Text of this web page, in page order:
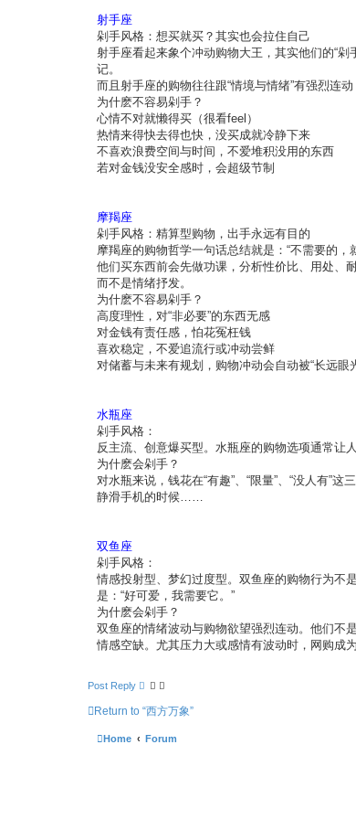
射手座
剁手风格：想买就买？其实也会拉住自己
射手座看起来象个冲动购物大王，其实他们的“
记。
而且射手座的购物往往跟“情境与情绪”有强烈连
为什麽不容易剁手？
心情不对就懒得买（很看feel）
热情来得快去得也快，没买成就冷静下来
不喜欢浪费空间与时间，不爱堆积没用的东西
若对金钱没安全感时，会超级节制
摩羯座
剁手风格：精算型购物，出手永远有目的
摩羯座的购物哲学一句话总结就是：“不需要的，
他们买东西前会先做功课，分析性价比、用处、
而不是情绪抒发。
为什麽不容易剁手？
高度理性，对“非必要”的东西无感
对金钱有责任感，怕花冤枉钱
喜欢稳定，不爱追流行或冲动尝鲜
对储蓄与未来有规划，购物冲动会自动被“长远眼
水瓶座
剁手风格：
反主流、创意爆买型。水瓶座的购物选项通常让
为什麽会剁手？
对水瓶来说，钱花在“有趣”、“限量”、“没人有”
静滑手机的时候……
双鱼座
剁手风格：
情感投射型、梦幻过度型。双鱼座的购物行为不
是：“好可爱，我需要它。”
为什麽会剁手？
双鱼座的情绪波动与购物欲望强烈连动。他们不
情感空缺。尤其压力大或感情有波动时，网购成
Post Reply
Return to “西方万象”
Home Forum